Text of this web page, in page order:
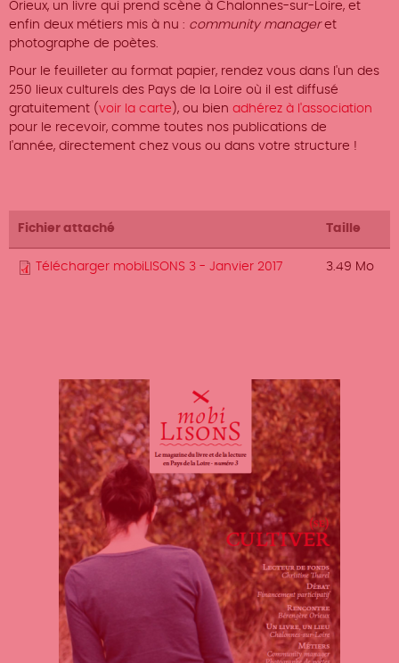
Orieux, un livre qui prend scène à Chalonnes-sur-Loire, et
enfin deux métiers mis à nu : community manageret
photographe de poètes.
Pour le feuilleter au format papier, rendez vous dans l'un des
250 lieux culturels des Pays de la Loire où il est diffusé
gratuitement (voir la carte ), ou bien adhérez à l'association
pour le recevoir, comme toutes nos publications de
l'année, directement chez vous ou dans votre structure !
Fichier attaché Taille
Télécharger mobiLISONS 3 - Janvier 2017 3.49 Mo